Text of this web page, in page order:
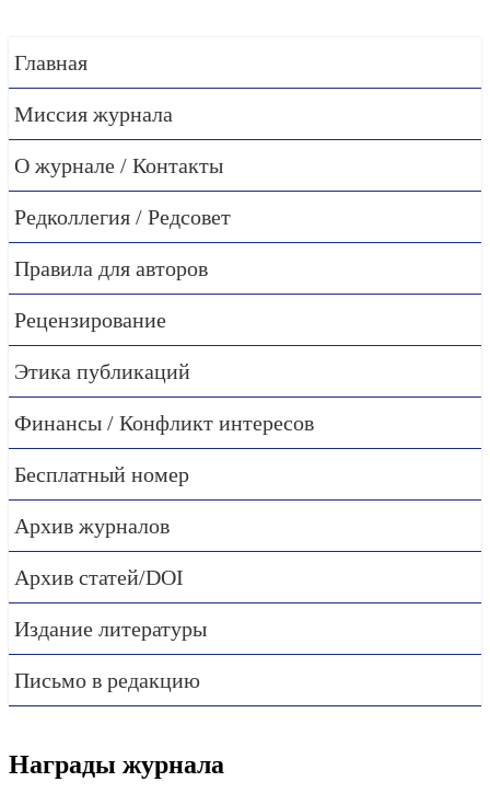
Главная
Миссия журнала
О журнале / Контакты
Редколлегия / Редсовет
Правила для авторов
Рецензирование
Этика публикаций
Финансы / Конфликт интересов
Бесплатный номер
Архив журналов
Архив статей/DOI
Издание литературы
Письмо в редакцию
Награды журнала